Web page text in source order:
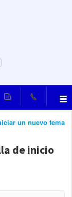
un nuevo tema
de inicio